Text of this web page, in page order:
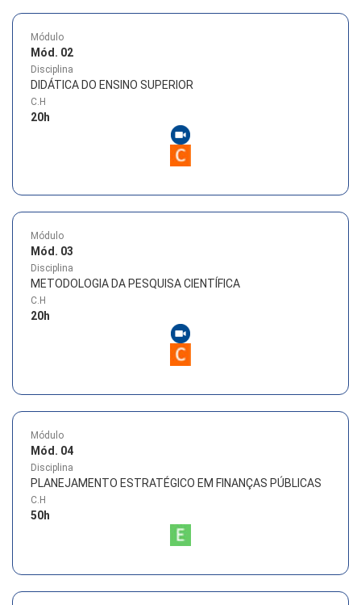
Módulo
Mód. 02
Disciplina
DIDÁTICA DO ENSINO SUPERIOR
C.H
20h
Módulo
Mód. 03
Disciplina
METODOLOGIA DA PESQUISA CIENTÍFICA
C.H
20h
Módulo
Mód. 04
Disciplina
PLANEJAMENTO ESTRATÉGICO EM FINANÇAS PÚBLICAS
C.H
50h